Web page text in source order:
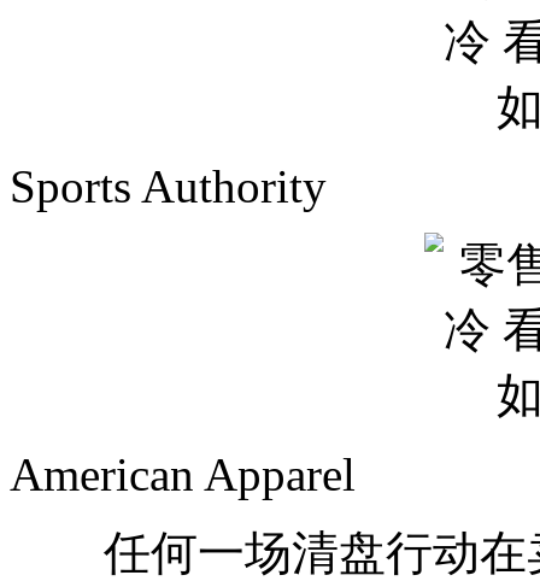
Sports Authority
American Apparel
任何一场清盘行动在